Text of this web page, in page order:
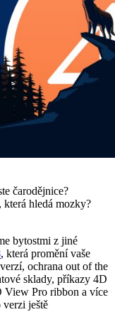
čarodějnice?
hledá mozky?
bytostmi z jiné
, která promění vaše
ochrana out of the
sklady, příkazy 4D
View Pro ribbon a více
verzi ještě